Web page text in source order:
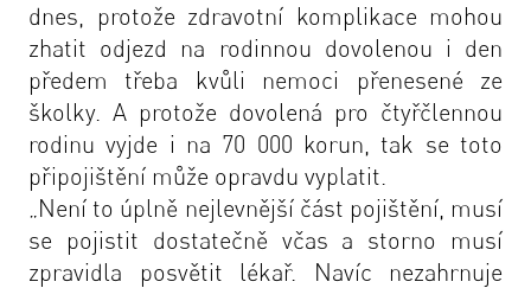
dnes, protože zdravotní komplikace mohou
zhatit odjezd na rodinnou dovolenou i den
předem třeba kvůli nemoci přenesené ze
školky. A protože dovolená pro čtyřčlennou
rodinu vyjde i na 70 000 korun, tak se toto
připojištění může opravdu vyplatit.
„Není to úplně nejlevnější část pojištění, musí
se pojistit dostatečně včas a storno musí
zpravidla posvětit lékař. Navíc nezahrnuje